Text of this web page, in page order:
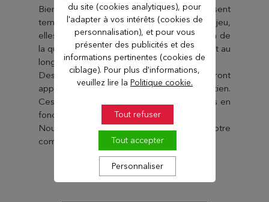
Bien que ces interventions puissent
temporairement affecter les conditions de jeu,
elles demeurent indispensables au maintien de
la qualité et de la santé de nos parcours tout au
long de l’année.
Des conditions tarifaires spécifiques seront
appliquées pendant ces périodes d’entretien.
Ces dates sont susceptibles d’être ajustées en
fonction des conditions météorologiques.
Nous vous remercions pour votre
compréhension.
du site (cookies analytiques), pour
l'adapter à vos intérêts (cookies de
personnalisation), et pour vous
présenter des publicités et des
informations pertinentes (cookies de
ciblage). Pour plus d'informations,
veuillez lire la Politique cookie.
Tout refuser
Tout accepter
Personnaliser